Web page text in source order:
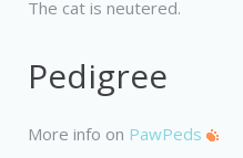
The cat is neutered.
Pedigree
More info on PawPeds